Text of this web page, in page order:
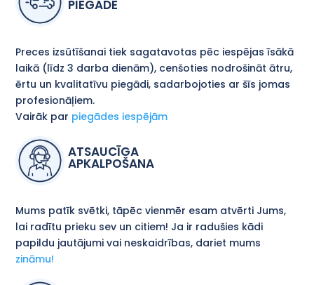
PIEGĀDE
Preces izsūtīšanai tiek sagatavotas pēc iespējas īsākā
laikā (līdz 3 darba dienām), cenšoties nodrošināt ātru,
ērtu un kvalitatīvu piegādi, sadarbojoties ar šīs jomas
profesionāļiem.
Vairāk par piegādes iespējām
ATSAUCĪGA
APKALPOŠANA
Mums patīk svētki, tāpēc vienmēr esam atvērti Jums,
lai radītu prieku sev un citiem! Ja ir radušies kādi
papildu jautājumi vai neskaidrības, dariet mums
zināmu!